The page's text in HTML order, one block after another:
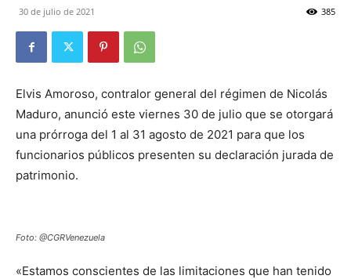
30 de julio de 2021 385
Elvis Amoroso, contralor general del régimen de Nicolás
Maduro, anunció este viernes 30 de julio que se otorgará
una prórroga del 1 al 31 agosto de 2021 para que los
funcionarios públicos presenten su declaración jurada de
patrimonio.
Foto: @CGRVenezuela
«Estamos conscientes de las limitaciones que han tenido